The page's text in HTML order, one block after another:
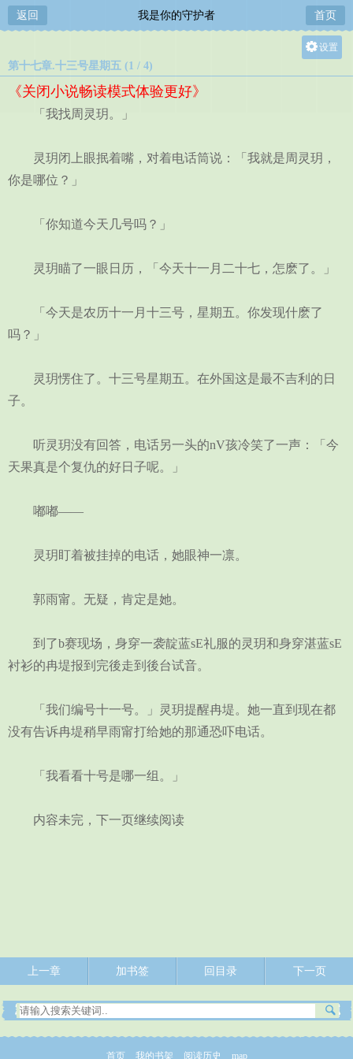
返回 我是你的守护者 首页
设置
第十七章.十三号星期五 (1 / 4)
《关闭小说畅读模式体验更好》
「我找周灵玥。」
灵玥闭上眼抿着嘴，对着电话筒说：「我就是周灵玥，
你是哪位？」
「你知道今天几号吗？」
灵玥瞄了一眼日历，「今天十一月二十七，怎麽了。」
「今天是农历十一月十三号，星期五。你发现什麽了
吗？」
灵玥愣住了。十三号星期五。在外国这是最不吉利的日
子。
听灵玥没有回答，电话另一头的nV孩冷笑了一声：「今
天果真是个复仇的好日子呢。」
嘟嘟——
灵玥盯着被挂掉的电话，她眼神一凛。
郭雨甯。无疑，肯定是她。
到了b赛现场，身穿一袭靛蓝sE礼服的灵玥和身穿湛蓝sE
衬衫的冉堤报到完後走到後台试音。
「我们编号十一号。」灵玥提醒冉堤。她一直到现在都
没有告诉冉堤稍早雨甯打给她的那通恐吓电话。
「我看看十号是哪一组。」
内容未完，下一页继续阅读
上一章 加书签 回目录 下一页
首页 我的书架 阅读历史 map